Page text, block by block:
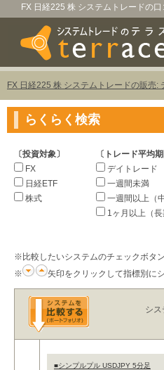
FX 日経225 株 システムトレードの
FX 日経225 株 システムトレードの販売:
らくらく検索
〔投資対象〕
FX
日経ETF
株式
〔トレード平均期
デイトレード
一週間未満
一週間以上（中
1ヶ月以上（長
※比較したいシステムのチェックボタ
※
矢印をクリックして指標別に
シ
■シンプルプル USDJPY 5分足